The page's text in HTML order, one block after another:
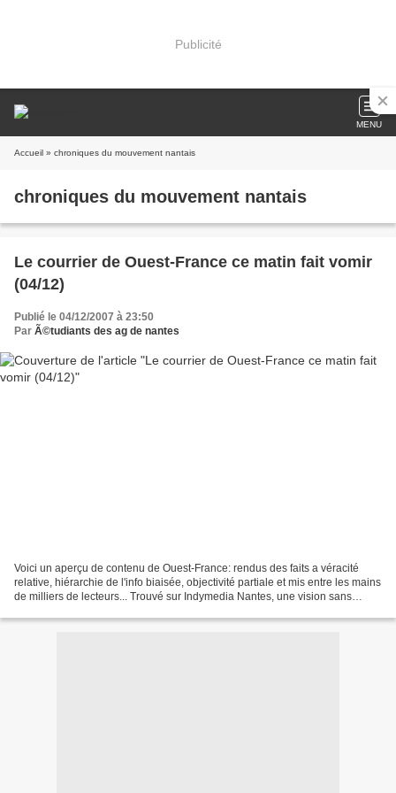
Publicité
MENU
Accueil » chroniques du mouvement nantais
chroniques du mouvement nantais
Le courrier de Ouest-France ce matin fait vomir
(04/12)
Publié le 04/12/2007 à 23:50
Par Ã©tudiants des ag de nantes
Voici un aperçu de contenu de Ouest-France: rendus des faits a véracité
relative, hiérarchie de l'info biaisée, objectivité partiale et mis entre les mains
de milliers de lecteurs... Trouvé sur Indymedia Nantes, une vision sans